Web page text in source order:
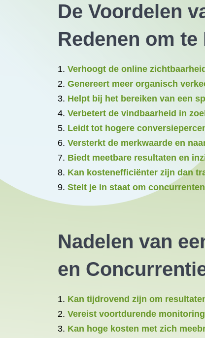
De Voordelen
Redenen om
Verhoogt de online
Genereert meer organisch
Helpt bij het bereiken van een
Verbetert de vindbaarheid in
Leidt tot hogere
Versterkt de merkwaarde en
Biedt meetbare resultaten en
Kan kostenefficiënter zijn dan
Stelt je in staat om
Nadelen van
en
Kan tijdrovend zijn om
Vereist voortdurende
Kan hoge kosten met zich